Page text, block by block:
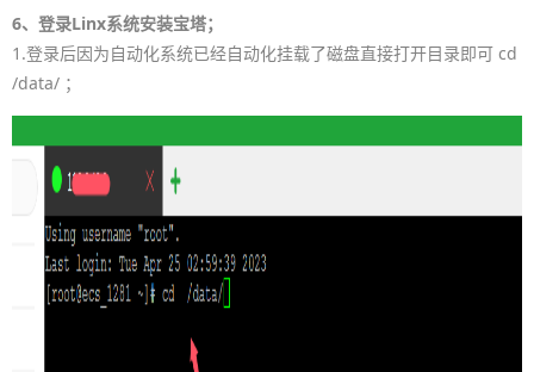
6、登录Linx系统安装宝塔；
1.登录后因为自动化系统已经自动化挂载了磁盘直接打开目录即可 cd
/data/ ；